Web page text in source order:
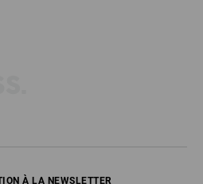
À LA NEWSLETTER